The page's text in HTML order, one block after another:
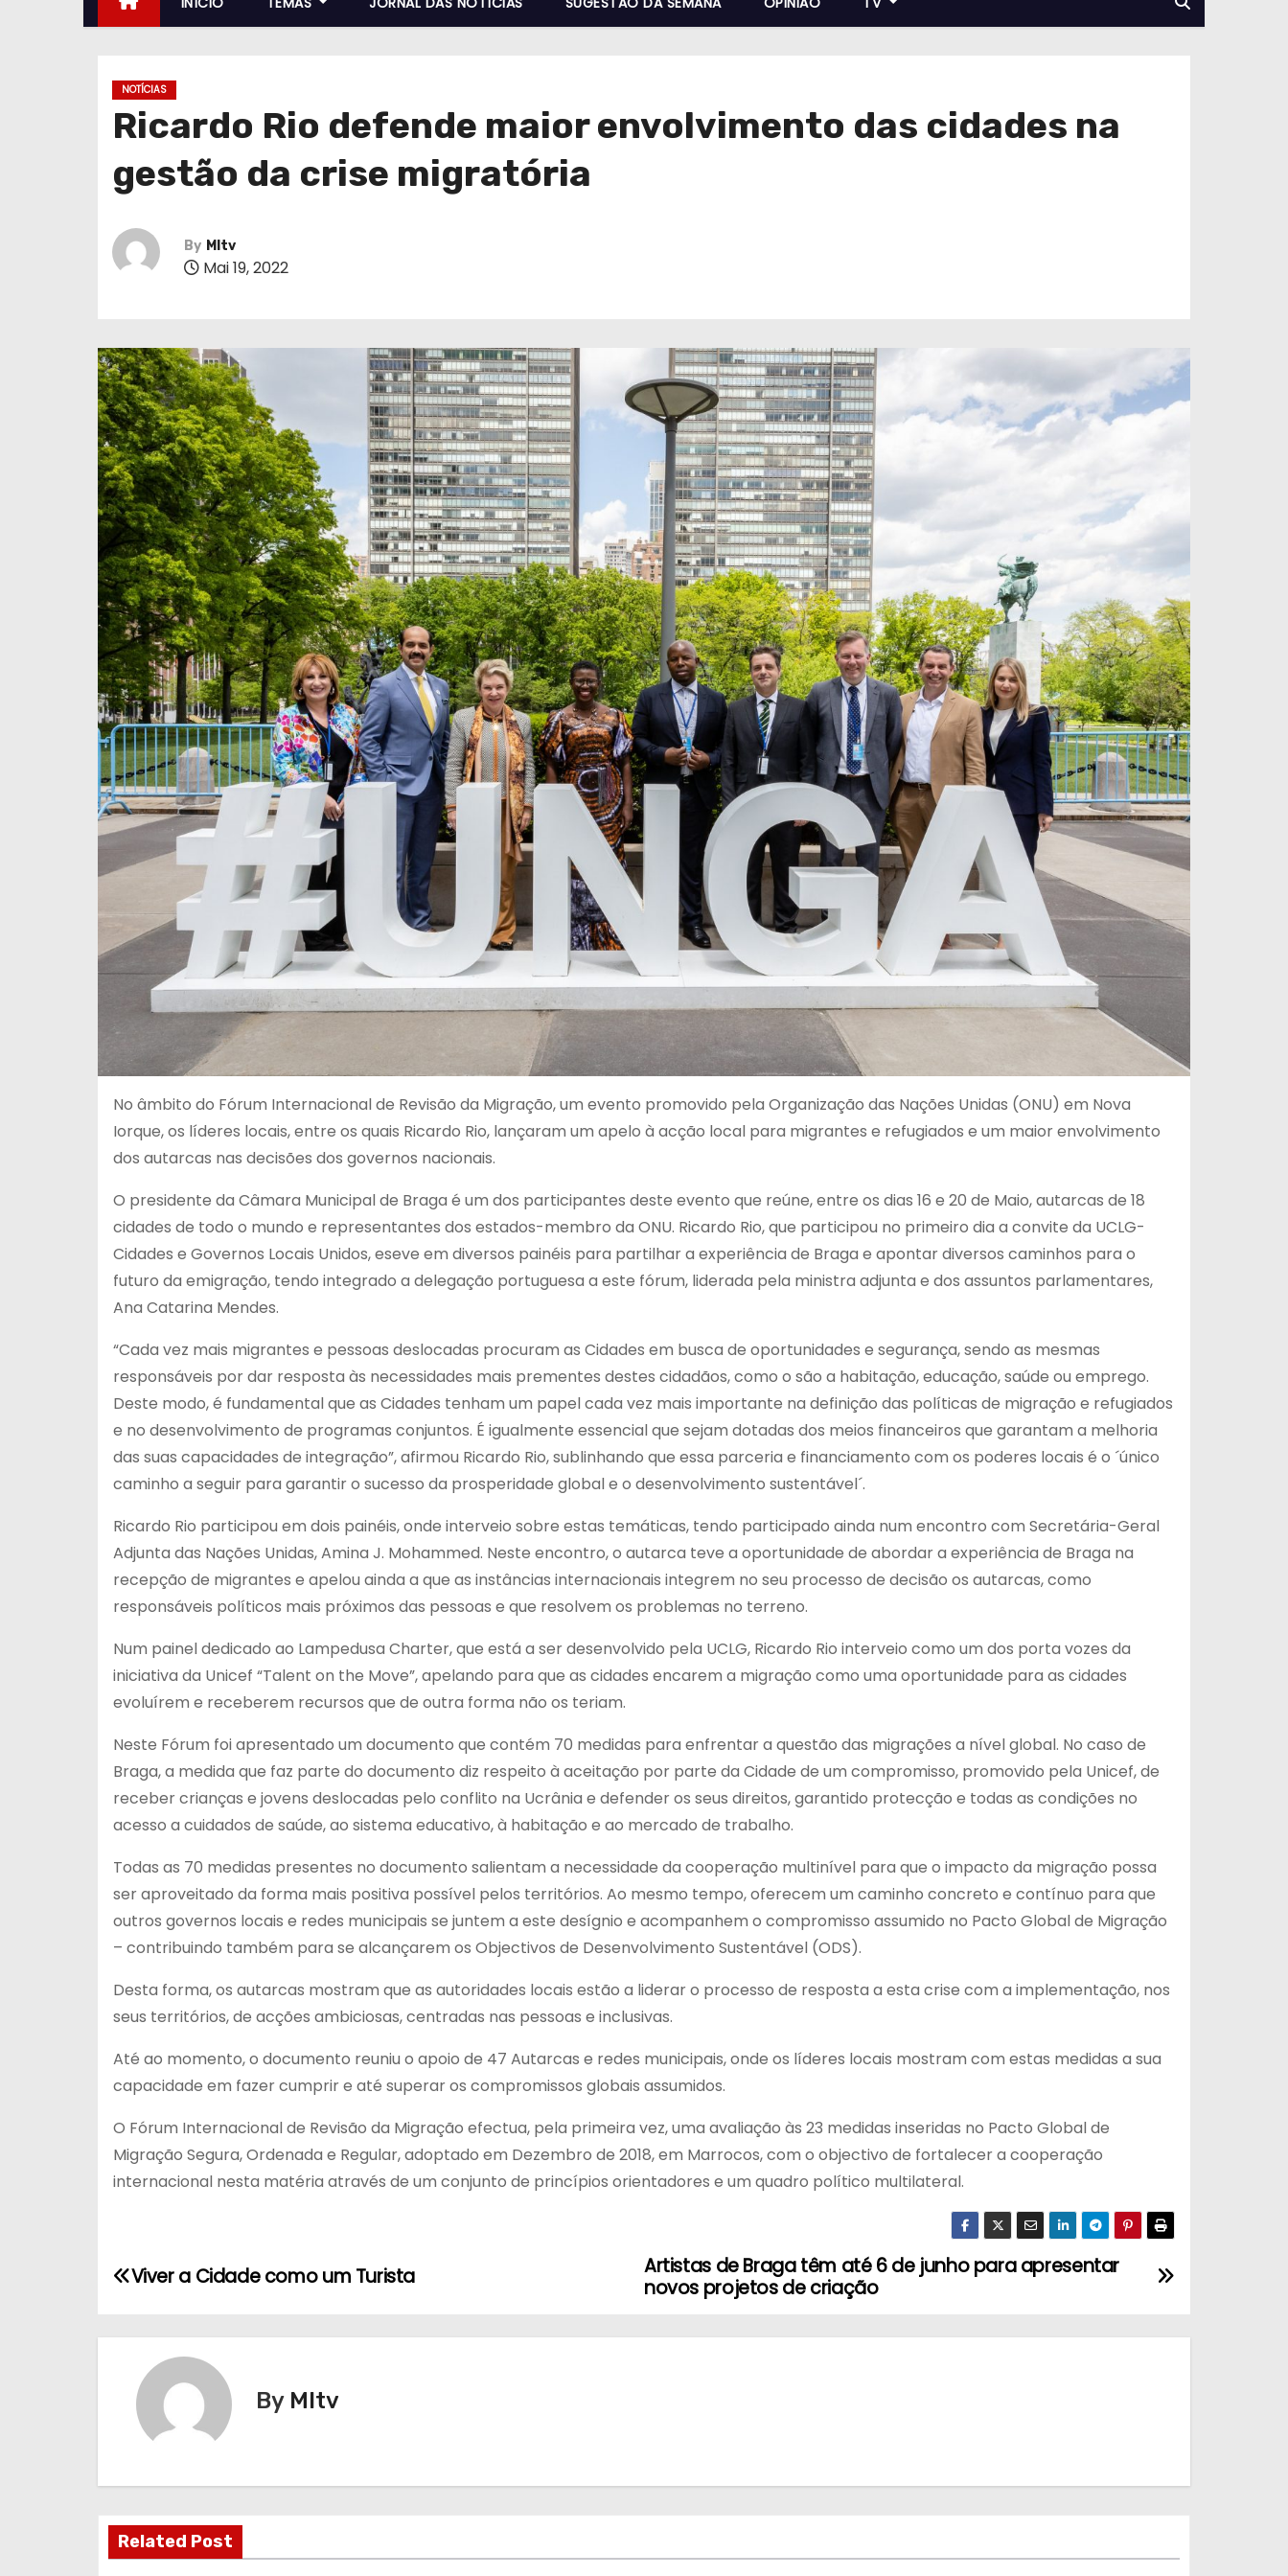
NOTÍCIAS
Ricardo Rio defende maior envolvimento das cidades na
gestão da crise migratória
By MItv
Mai 19, 2022
No âmbito do Fórum Internacional de Revisão da Migração, um evento promovido pela Organização das Nações Unidas (ONU) em Nova
Iorque, os líderes locais, entre os quais Ricardo Rio, lançaram um apelo à acção local para migrantes e refugiados e um maior envolvimento
dos autarcas nas decisões dos governos nacionais.
O presidente da Câmara Municipal de Braga é um dos participantes deste evento que reúne, entre os dias 16 e 20 de Maio, autarcas de 18
cidades de todo o mundo e representantes dos estados-membro da ONU. Ricardo Rio, que participou no primeiro dia a convite da UCLG-
Cidades e Governos Locais Unidos, eseve em diversos painéis para partilhar a experiência de Braga e apontar diversos caminhos para o
futuro da emigração, tendo integrado a delegação portuguesa a este fórum, liderada pela ministra adjunta e dos assuntos parlamentares,
Ana Catarina Mendes.
“Cada vez mais migrantes e pessoas deslocadas procuram as Cidades em busca de oportunidades e segurança, sendo as mesmas
responsáveis por dar resposta às necessidades mais prementes destes cidadãos, como o são a habitação, educação, saúde ou emprego.
Deste modo, é fundamental que as Cidades tenham um papel cada vez mais importante na definição das políticas de migração e refugiados
e no desenvolvimento de programas conjuntos. É igualmente essencial que sejam dotadas dos meios financeiros que garantam a melhoria
das suas capacidades de integração”, afirmou Ricardo Rio, sublinhando que essa parceria e financiamento com os poderes locais é o ´único
caminho a seguir para garantir o sucesso da prosperidade global e o desenvolvimento sustentável´.
Ricardo Rio participou em dois painéis, onde interveio sobre estas temáticas, tendo participado ainda num encontro com Secretária-Geral
Adjunta das Nações Unidas, Amina J. Mohammed. Neste encontro, o autarca teve a oportunidade de abordar a experiência de Braga na
recepção de migrantes e apelou ainda a que as instâncias internacionais integrem no seu processo de decisão os autarcas, como
responsáveis políticos mais próximos das pessoas e que resolvem os problemas no terreno.
Num painel dedicado ao Lampedusa Charter, que está a ser desenvolvido pela UCLG, Ricardo Rio interveio como um dos porta vozes da
iniciativa da Unicef “Talent on the Move”, apelando para que as cidades encarem a migração como uma oportunidade para as cidades
evoluírem e receberem recursos que de outra forma não os teriam.
Neste Fórum foi apresentado um documento que contém 70 medidas para enfrentar a questão das migrações a nível global. No caso de
Braga, a medida que faz parte do documento diz respeito à aceitação por parte da Cidade de um compromisso, promovido pela Unicef, de
receber crianças e jovens deslocadas pelo conflito na Ucrânia e defender os seus direitos, garantido protecção e todas as condições no
acesso a cuidados de saúde, ao sistema educativo, à habitação e ao mercado de trabalho.
Todas as 70 medidas presentes no documento salientam a necessidade da cooperação multinível para que o impacto da migração possa
ser aproveitado da forma mais positiva possível pelos territórios. Ao mesmo tempo, oferecem um caminho concreto e contínuo para que
outros governos locais e redes municipais se juntem a este desígnio e acompanhem o compromisso assumido no Pacto Global de Migração
– contribuindo também para se alcançarem os Objectivos de Desenvolvimento Sustentável (ODS).
Desta forma, os autarcas mostram que as autoridades locais estão a liderar o processo de resposta a esta crise com a implementação, nos
seus territórios, de acções ambiciosas, centradas nas pessoas e inclusivas.
Até ao momento, o documento reuniu o apoio de 47 Autarcas e redes municipais, onde os líderes locais mostram com estas medidas a sua
capacidade em fazer cumprir e até superar os compromissos globais assumidos.
O Fórum Internacional de Revisão da Migração efectua, pela primeira vez, uma avaliação às 23 medidas inseridas no Pacto Global de
Migração Segura, Ordenada e Regular, adoptado em Dezembro de 2018, em Marrocos, com o objectivo de fortalecer a cooperação
internacional nesta matéria através de um conjunto de princípios orientadores e um quadro político multilateral.
N
ç
ã
Artistas de Braga têm até 6 de junho para apresentar
novos projetos de criação
Viver a Cidade como um Turista
By MItv
Related Post